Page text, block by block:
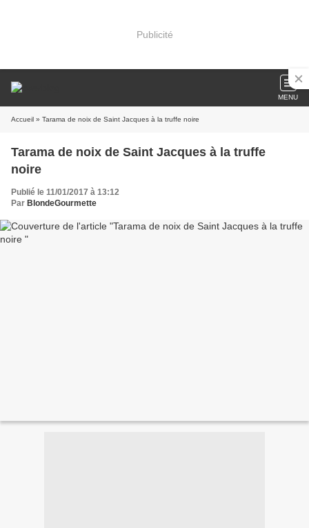
Publicité
MENU
Accueil » Tarama de noix de Saint Jacques à la truffe noire
Tarama de noix de Saint Jacques à la truffe
noire
Publié le 11/01/2017 à 13:12
Par BlondeGourmette